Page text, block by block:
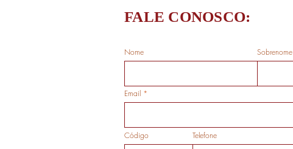
FALE CONOSCO:
Nome Sobrenome
Email
Código Telefone